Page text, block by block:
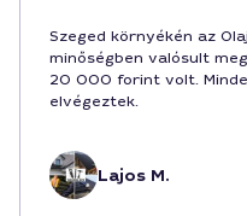
Szeged környékén az
minőségben valósult
20 000 forint volt.
elvégeztek.
Lajos M.